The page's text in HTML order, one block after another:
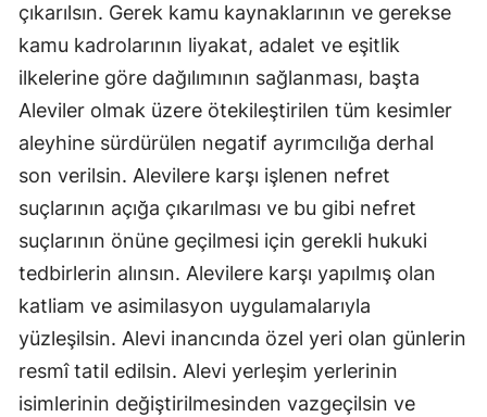
çıkarılsın. Gerek kamu kaynaklarının ve gerekse
kamu kadrolarının liyakat, adalet ve eşitlik
ilkelerine göre dağılımının sağlanması, başta
Aleviler olmak üzere ötekileştirilen tüm kesimler
aleyhine sürdürülen negatif ayrımcılığa derhal
son verilsin. Alevilere karşı işlenen nefret
suçlarının açığa çıkarılması ve bu gibi nefret
suçlarının önüne geçilmesi için gerekli hukuki
tedbirlerin alınsın. Alevilere karşı yapılmış olan
katliam ve asimilasyon uygulamalarıyla
yüzleşilsin. Alevi inancında özel yeri olan günlerin
resmî tatil edilsin. Alevi yerleşim yerlerinin
isimlerinin değiştirilmesinden vazgeçilsin ve